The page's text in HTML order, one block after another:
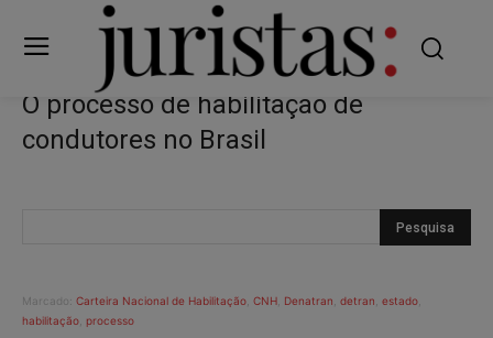
O processo de habilitação de
condutores no Brasil
Marcado: Carteira Nacional de Habilitação CNH Denatran detran estado
habilitação processo